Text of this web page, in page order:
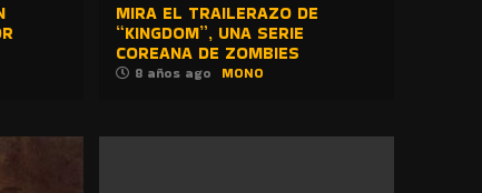
MIRA EL TRAILERAZO DE
“KINGDOM”, UNA SERIE
COREANA DE ZOMBIES
8 años ago MONO